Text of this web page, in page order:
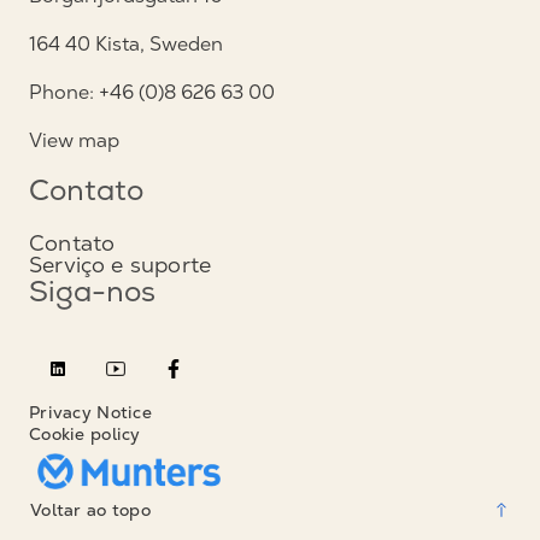
164 40 Kista, Sweden
Phone: +46 (0)8 626 63 00
View map
Contato
Contato
Serviço e suporte
Siga-nos
Privacy Notice
Cookie policy
Voltar ao topo